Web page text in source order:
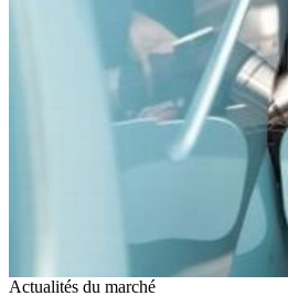
Actualités du marché